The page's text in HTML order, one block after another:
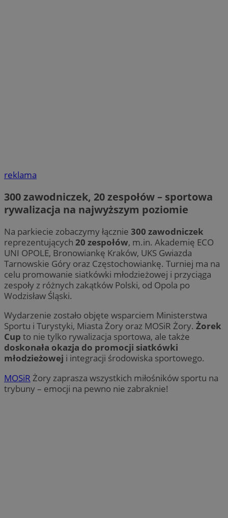
reklama
300 zawodniczek, 20 zespołów – sportowa
rywalizacja na najwyższym poziomie
Na parkiecie zobaczymy łącznie 300 zawodniczek
reprezentujących 20 zespołów, m.in. Akademię ECO
UNI OPOLE, Bronowiankę Kraków, UKS Gwiazda
Tarnowskie Góry oraz Częstochowiankę. Turniej ma na
celu promowanie siatkówki młodzieżowej i przyciąga
zespoły z różnych zakątków Polski, od Opola po
Wodzisław Śląski.
Wydarzenie zostało objęte wsparciem Ministerstwa
Sportu i Turystyki, Miasta Żory oraz MOSiR Żory. Żorek
Cup to nie tylko rywalizacja sportowa, ale także
doskonała okazja do promocji siatkówki
młodzieżowej i integracji środowiska sportowego.
MOSiR Żory zaprasza wszystkich miłośników sportu na
trybuny – emocji na pewno nie zabraknie!